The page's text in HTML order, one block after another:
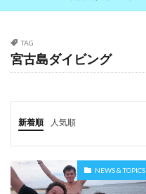
TAG
宮古島ダイビング
新着順 人気順
NEWS & TOPICS